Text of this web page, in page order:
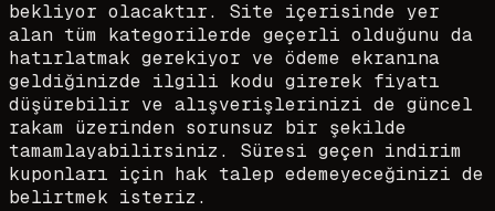
bekliyor olacaktır. Site içerisinde yer
alan tüm kategorilerde geçerli olduğunu da
hatırlatmak gerekiyor ve ödeme ekranına
geldiğinizde ilgili kodu girerek fiyatı
düşürebilir ve alışverişlerinizi de güncel
rakam üzerinden sorunsuz bir şekilde
tamamlayabilirsiniz. Süresi geçen indirim
kuponları için hak talep edemeyeceğinizi de
belirtmek isteriz.